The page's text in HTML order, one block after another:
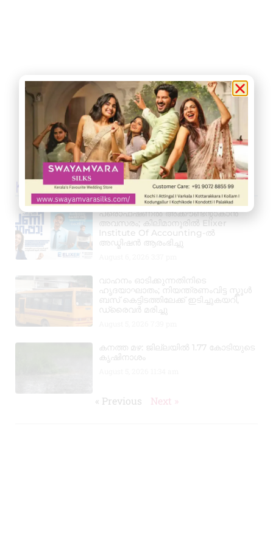
Kerala News
പ്രൊഫഷണൽ അക്കൗണ്ടന്റാകാൻ
അവസരം; കിലിമാനൂരിൽ Elixer
Institute Of Accounting-ൽ
അഡ്മിഷൻ ആരംഭിച്ചു
വാഹനം ഓടിക്കുന്നതിനിടെ
ഹൃദയാഘാതം; നിയന്ത്രണംവിട്ട സ്കൂൾ
ബസ് കെട്ടിടത്തിലേക്ക് ഇടിച്ചുകയറി,
ഡ്രൈവർ മരിച്ചു
കനത്ത മഴ: ജില്ലയിൽ 1.77 കോടിയുടെ
കൃഷിനാശം
« Previous Next »